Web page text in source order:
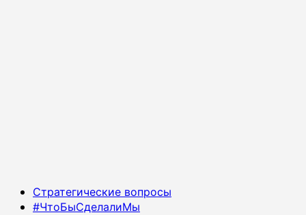
Основное
меню
Стратегические вопросы
#ЧтоБыСделалиМы